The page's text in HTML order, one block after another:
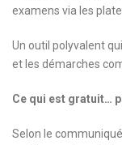
examens via les
Un outil polyvalent
et les démarches
Ce qui est gratuit…
Selon le